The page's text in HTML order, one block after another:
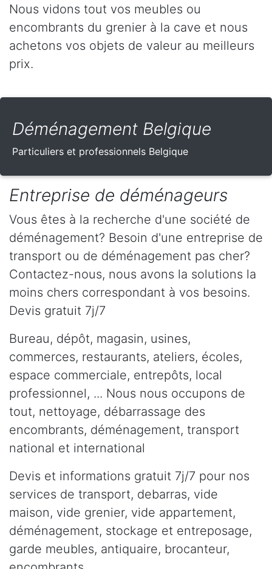
Nous vidons tout vos meubles ou
encombrants du grenier à la cave et nous
achetons vos objets de valeur au meilleurs
prix.
Déménagement Belgique
Particuliers et professionnels Belgique
Entreprise de déménageurs
Vous êtes à la recherche d'une société de
déménagement? Besoin d'une entreprise de
transport ou de déménagement pas cher?
Contactez-nous, nous avons la solutions la
moins chers correspondant à vos besoins.
Devis gratuit 7j/7
Bureau, dépôt, magasin, usines,
commerces, restaurants, ateliers, écoles,
espace commerciale, entrepôts, local
professionnel, ... Nous nous occupons de
tout, nettoyage, débarrassage des
encombrants, déménagement, transport
national et international
Devis et informations gratuit 7j/7 pour nos
services de transport, debarras, vide
maison, vide grenier, vide appartement,
déménagement, stockage et entreposage,
garde meubles, antiquaire, brocanteur,